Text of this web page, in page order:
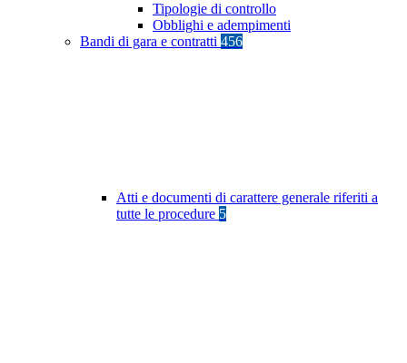
Tipologie di controllo
Obblighi e adempimenti
Bandi di gara e contratti 456
Atti e documenti di carattere generale riferiti a
tutte le procedure 5